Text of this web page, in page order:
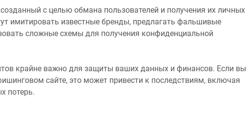
с целью обмана пользователей и получения их личных
имитировать известные бренды, предлагать фальшивые
сложные схемы для получения конфиденциальной
крайне важно для защиты ваших данных и финансов. Если вы
сайте, это может привести к последствиям, включая
потерь.